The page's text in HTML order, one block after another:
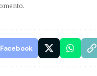
Facebook